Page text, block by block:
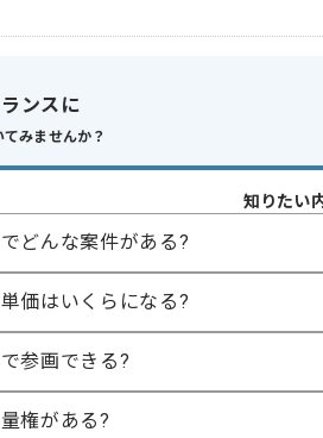
求めるスキル
・3名以上のチームで、サブリーダーま
・大規模なエンタープライズまたはデ
・下記に関する深い知見と実務経験
-TCP及びIP、ルーティングプロトコル
歓迎スキル
・クラウドサービスにおけるネットワ
・ファイアウォールとロードバランサ
・PythonとAnsibleなどのツールを用い
-ネットワークスペシャリスト、CCNP
ンスに
てみませんか？
知りたい
どんな案件がある?
価はいくらになる?
参画できる?
権がある?